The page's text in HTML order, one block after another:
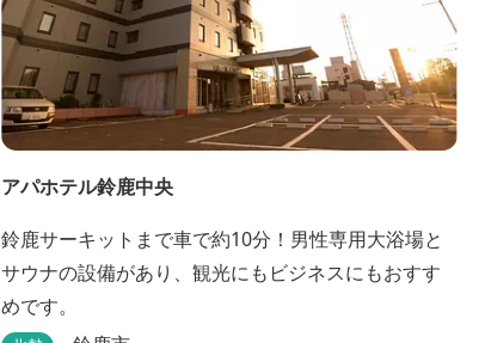
アパホテル鈴鹿中央
鈴鹿サーキットまで車で約10分！男性専用大浴場と
サウナの設備があり、観光にもビジネスにもおすす
めです。